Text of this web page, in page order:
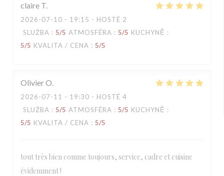
claire T
2026-07-10 - 19:15 - HOSTÉ 2
SLUŽBA : 5/5 ATMOSFÉRA : 5/5 KUCHYNĚ :
5/5 KVALITA / CENA : 5/5
OlivierO
2026-07-11 - 19:30 - HOSTÉ 4
SLUŽBA : 5/5 ATMOSFÉRA : 5/5 KUCHYNĚ :
5/5 KVALITA / CENA : 5/5
tout très bien comme toujours, service, cadre et cuisine
évidemment !